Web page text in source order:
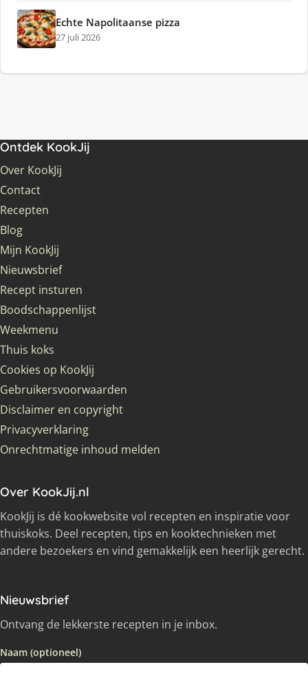
Echte Napolitaanse pizza
27 juli 2026
Ontdek KookJij
Over KookJij
Contact
Recepten
Blog
Mijn KookJij
Nieuwsbrief
Recept insturen
Boodschappenlijst
Weekmenu
Thuis koks
Cookies op KookJij
Gebruikersvoorwaarden
Disclaimer en copyright
Privacyverklaring
Onrechtmatige inhoud melden
Over KookJij.nl
KookJij is dé kookwebsite vol recepten en inspiratie voor
thuiskoks. Deel recepten, tips en kooktechnieken met
andere bezoekers en vind gemakkelijk een heerlijk gerecht.
Nieuwsbrief
Ontvang de lekkerste recepten in je inbox.
Naam (optioneel)